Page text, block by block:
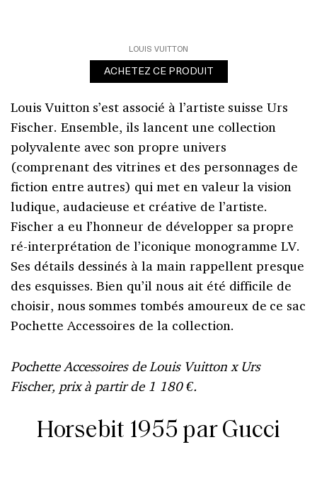
LOUIS VUITTON
ACHETEZ CE PRODUIT
Louis Vuitton s’est associé à l’artiste suisse Urs
Fischer. Ensemble, ils lancent une collection
polyvalente avec son propre univers
(comprenant des vitrines et des personnages de
fiction entre autres) qui met en valeur la vision
ludique, audacieuse et créative de l’artiste.
Fischer a eu l’honneur de développer sa propre
ré-interprétation de l’iconique monogramme LV.
Ses détails dessinés à la main rappellent presque
des esquisses. Bien qu’il nous ait été difficile de
choisir, nous sommes tombés amoureux de ce sac
Pochette Accessoires de la collection.
Pochette Accessoires de Louis Vuitton x Urs
Fischer, prix à partir de 1 180 €.
Horsebit 1955 par Gucci